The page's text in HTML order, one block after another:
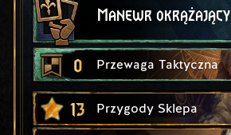
Manewr okrążający
0 Przewaga Taktyczna
13 Przygody Sklepa